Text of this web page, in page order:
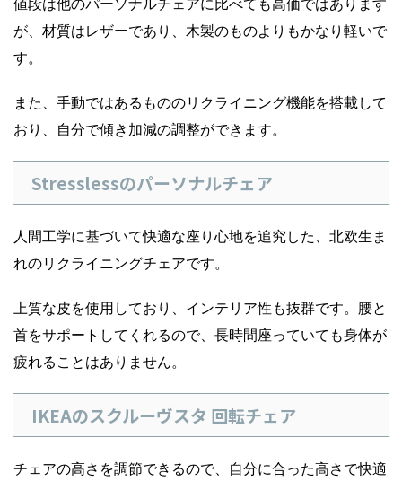
が、材質はレザーであり、木製のものよりもかなり軽いで
す。
また、手動ではあるもののリクライニング機能を搭載して
おり、自分で傾き加減の調整ができます。
Stresslessのパーソナルチェア
人間工学に基づいて快適な座り心地を追究した、北欧生ま
れのリクライニングチェアです。
上質な皮を使用しており、インテリア性も抜群です。腰と
首をサポートしてくれるので、長時間座っていても身体が
疲れることはありません。
IKEAのスクルーヴスタ 回転チェア
チェアの高さを調節できるので、自分に合った高さで快適